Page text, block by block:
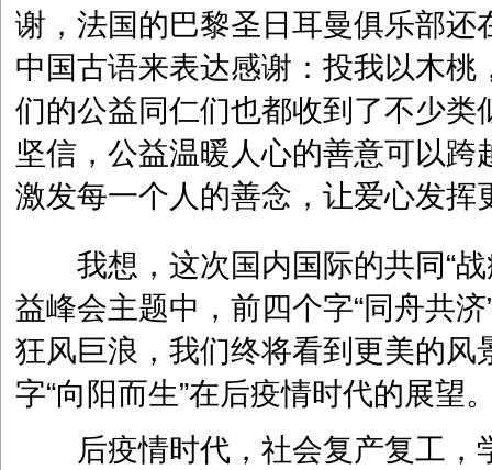
谢，法国的巴黎圣日耳曼俱乐部还
中国古语来表达感谢：投我以木桃
们的公益同仁们也都收到了不少类
坚信，公益温暖人心的善意可以跨
激发每一个人的善念，让爱心发挥
我想，这次国内国际的共同“战
益峰会主题中，前四个字“同舟共
狂风巨浪，我们终将看到更美的风
字“向阳而生”在后疫情时代的展望
后疫情时代，社会复产复工，